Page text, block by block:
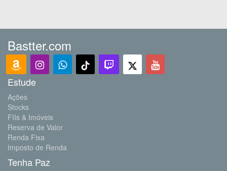
Bastter.com
Estude
Ações
Stocks
FIIs & Imóveis
Reserva de Valor
Renda Fixa
Imposto de Renda
Tenha Paz